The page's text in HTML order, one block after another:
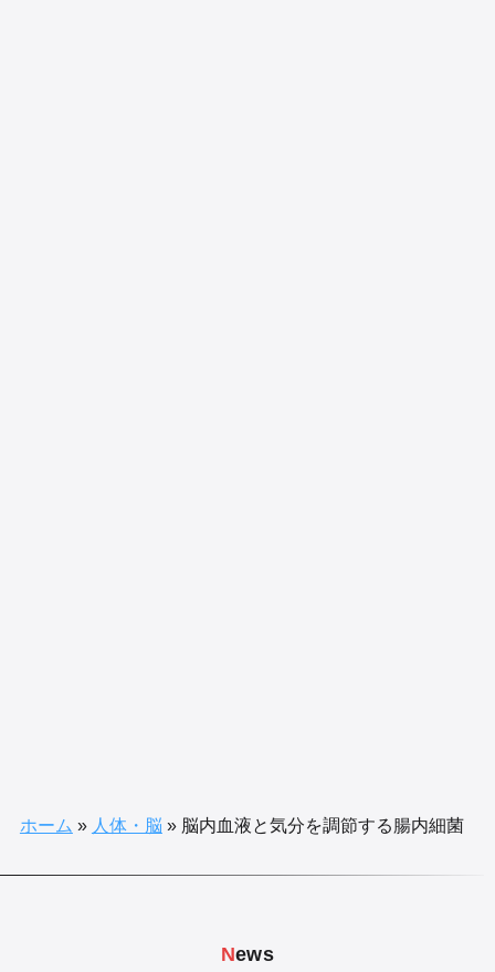
ホーム » 人体・脳 »脳内血液と気分を調節する腸内細菌
News